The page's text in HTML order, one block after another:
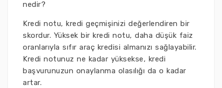
nedir?
Kredi notu, kredi geçmişinizi değerlendiren bir
skordur. Yüksek bir kredi notu, daha düşük faiz
oranlarıyla sıfır araç kredisi almanızı sağlayabilir.
Kredi notunuz ne kadar yüksekse, kredi
başvurunuzun onaylanma olasılığı da o kadar
artar.